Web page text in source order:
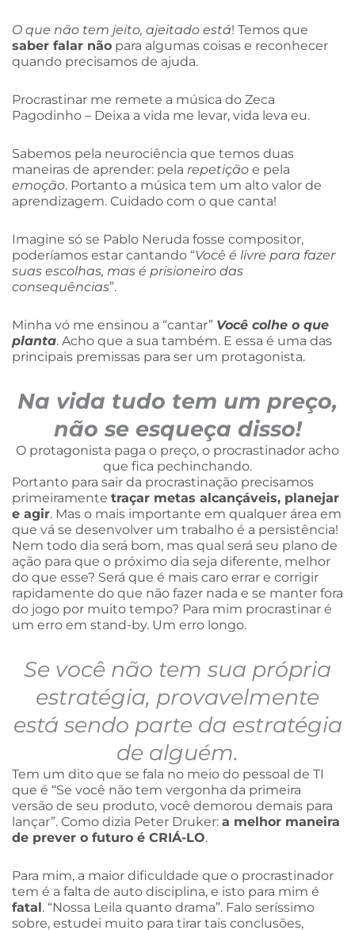
O que não tem jeito, ajeitado está! Temos que
saber falar não para algumas coisas e reconhecer
quando precisamos de ajuda.
Procrastinar me remete a música do Zeca
Pagodinho – Deixa a vida me levar, vida leva eu.
Sabemos pela neurociência que temos duas
maneiras de aprender: pela repetição e pela
emoção. Portanto a música tem um alto valor de
aprendizagem. Cuidado com o que canta!
Imagine só se Pablo Neruda fosse compositor,
poderíamos estar cantando “Você é livre para fazer
suas escolhas, mas é prisioneiro das
consequências”.
Minha vó me ensinou a “cantar” Você colhe o que
planta. Acho que a sua também. E essa é uma das
principais premissas para ser um protagonista.
Na vida tudo tem um preço,
não se esqueça disso!
O protagonista paga o preço, o procrastinador acho
que fica pechinchando.
Portanto para sair da procrastinação precisamos
primeiramente traçar metas alcançáveis, planejar
e agir. Mas o mais importante em qualquer área em
que vá se desenvolver um trabalho é a persistência!
Nem todo dia será bom, mas qual será seu plano de
ação para que o próximo dia seja diferente, melhor
do que esse? Será que é mais caro errar e corrigir
rapidamente do que não fazer nada e se manter fora
do jogo por muito tempo? Para mim procrastinar é
um erro em stand-by. Um erro longo.
Se você não tem sua própria
estratégia, provavelmente
está sendo parte da estratégia
de alguém.
Tem um dito que se fala no meio do pessoal de TI
que é “Se você não tem vergonha da primeira
versão de seu produto, você demorou demais para
lançar”. Como dizia Peter Druker: a melhor maneira
de prever o futuro é CRIÁ-LO.
Para mim, a maior dificuldade que o procrastinador
tem é a falta de auto disciplina, e isto para mim é
fatal. “Nossa Leila quanto drama”. Falo seríssimo
sobre, estudei muito para tirar tais conclusões,